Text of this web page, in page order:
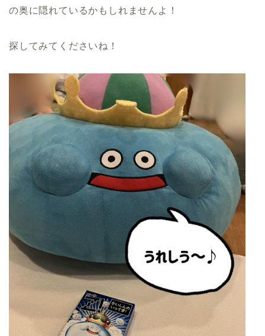
の奥に隠れているかもしれませんよ！
探してみてくださいね！